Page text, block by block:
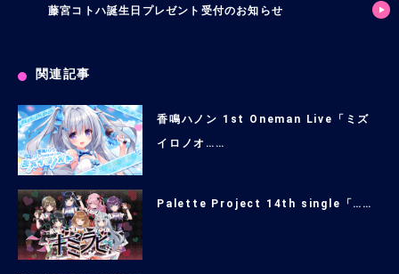
藤宮コトハ誕生日プレゼント受付のお知らせ
関連記事
香鳴ハノン 1st Oneman Live「ミズ
イロノオ……
Palette Project 14th single「……